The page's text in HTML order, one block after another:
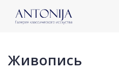
Живопись